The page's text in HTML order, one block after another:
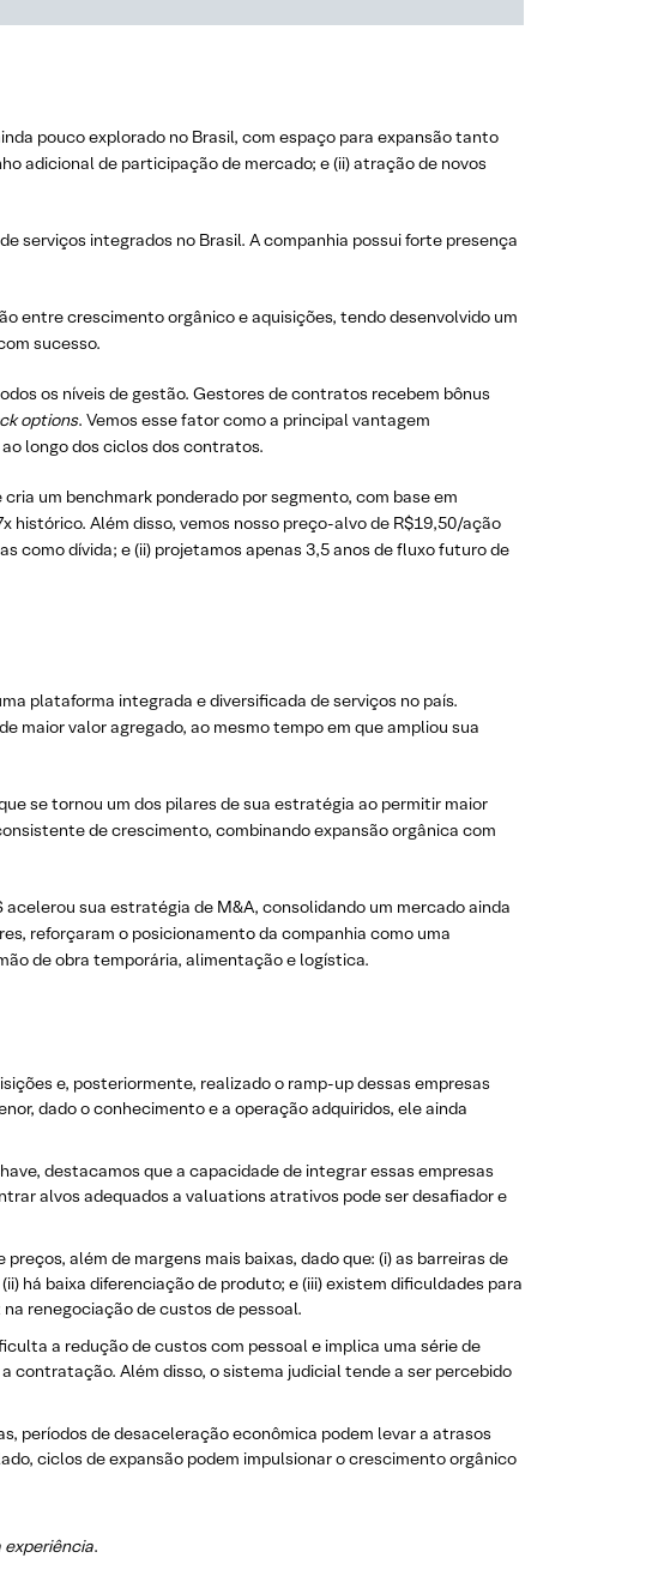
pouco explorado no Brasil, com espaço para expansão tanto
adicional de participação de mercado; e (ii) atração de novos
serviços integrados no Brasil. A companhia possui forte presença
entre crescimento orgânico e aquisições, tendo desenvolvido um
sucesso.
os níveis de gestão. Gestores de contratos recebem bônus
options. Vemos esse fator como a principal vantagem
longo dos ciclos dos contratos.
um benchmark ponderado por segmento, com base em
histórico. Além disso, vemos nosso preço-alvo de R$19,50/ação
como dívida; e (ii) projetamos apenas 3,5 anos de fluxo futuro de
plataforma integrada e diversificada de serviços no país.
maior valor agregado, ao mesmo tempo em que ampliou sua
se tornou um dos pilares de sua estratégia ao permitir maior
de crescimento, combinando expansão orgânica com
sua estratégia de M&A, consolidando um mercado ainda
reforçaram o posicionamento da companhia como uma
de obra temporária, alimentação e logística.
e, posteriormente, realizado o ramp-up dessas empresas
dado o conhecimento e a operação adquiridos, ele ainda
destacamos que a capacidade de integrar essas empresas
alvos adequados a valuations atrativos pode ser desafiador e
além de margens mais baixas, dado que: (i) as barreiras de
há baixa diferenciação de produto; e (iii) existem dificuldades para
renegociação de custos de pessoal.
a redução de custos com pessoal e implica uma série de
contratação. Além disso, o sistema judicial tende a ser percebido
períodos de desaceleração econômica podem levar a atrasos
ciclos de expansão podem impulsionar o crescimento orgânico
experiência.